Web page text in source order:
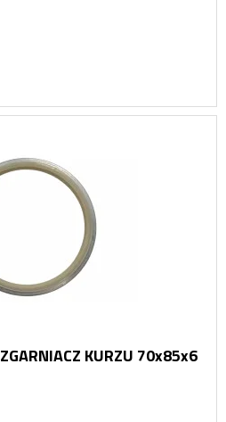
KURZU 70x85x6